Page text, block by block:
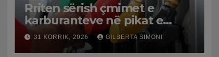
Rriten sërish çmimet e
karburanteve në pikat e
karburanteve në Lushnjë.
Tensionet në Lindjen e
31 KORRIK, 2026 GILBERTA SIMONI